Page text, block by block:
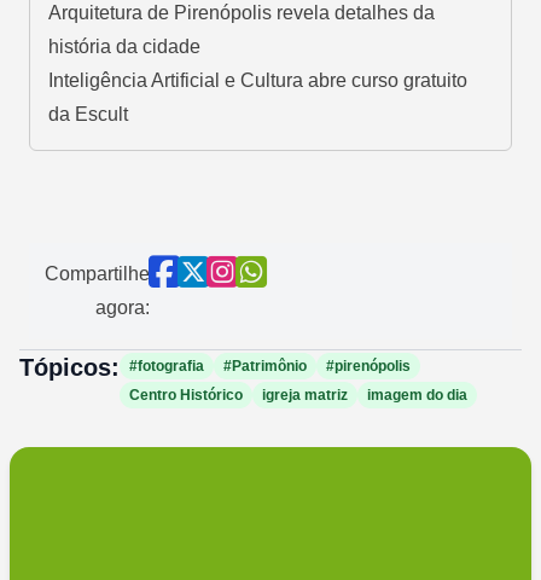
Arquitetura de Pirenópolis revela detalhes da
história da cidade
Inteligência Artificial e Cultura abre curso gratuito
da Escult
Compartilhe
agora:
Tópicos: #fotografia #Patrimônio
#pirenópolis
Centro Histórico
igreja matriz imagem do dia